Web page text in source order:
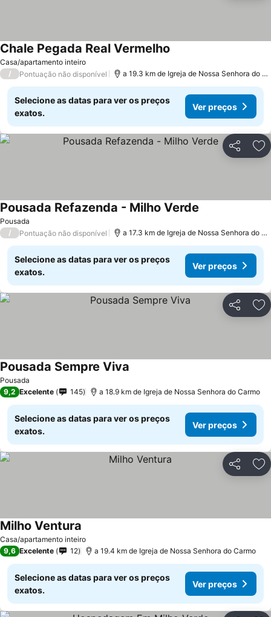
Casa/apartamento inteiro
Chale Pegada Real Vermelho
/ Pontuação não disponível a 19.3 km de Igreja de Nossa Senhora do
Selecione as datas para ver os preços
exatos.
Ver preços
Partilhar
Pousada
Pousada Refazenda - Milho Verde
/ Pontuação não disponível a 17.3 km de Igreja de Nossa Senhora do
Selecione as datas para ver os preços
exatos.
Ver preços
Partilhar
Pousada
Pousada Sempre Viva
9,2 Excelente 145 a 18.9 km de Igreja de Nossa Senhora do Carmo
Selecione as datas para ver os preços
exatos.
Ver preços
Partilhar
Casa/apartamento inteiro
Milho Ventura
9,6 Excelente 12 a 19.4 km de Igreja de Nossa Senhora do Carmo
Selecione as datas para ver os preços
exatos.
Ver preços